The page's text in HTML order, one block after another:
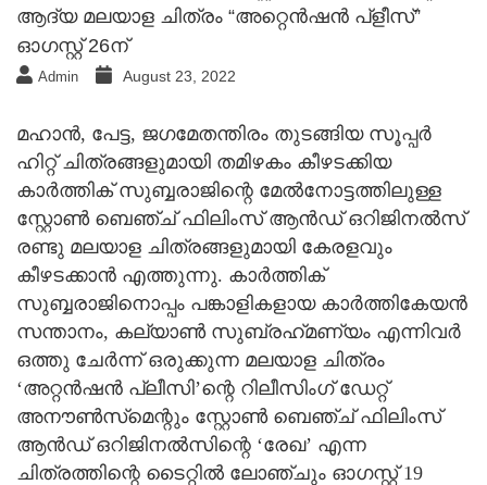
ആദ്യ മലയാള ചിത്രം “അറ്റെൻഷൻ പ്ളീസ്”
ഓഗസ്റ്റ് 26ന്
Admin August 23, 2022
മഹാന്‍, പേട്ട, ജഗമേതന്തിരം തുടങ്ങിയ സൂപ്പര്‍
ഹിറ്റ് ചിത്രങ്ങളുമായി തമിഴകം കീഴടക്കിയ
കാര്‍ത്തിക് സുബ്ബരാജിന്റെ മേല്‍നോട്ടത്തിലുള്ള
സ്റ്റോണ്‍ ബെഞ്ച് ഫിലിംസ് ആന്‍ഡ് ഒറിജിനല്‍സ്
രണ്ടു മലയാള ചിത്രങ്ങളുമായി കേരളവും
കീഴടക്കാന്‍ എത്തുന്നു. കാര്‍ത്തിക്
സുബ്ബരാജിനൊപ്പം പങ്കാളികളായ കാര്‍ത്തികേയന്‍
സന്താനം, കല്യാണ്‍ സുബ്രഹ്‌മണ്യം എന്നിവര്‍
ഒത്തു ചേര്‍ന്ന് ഒരുക്കുന്ന മലയാള ചിത്രം
‘അറ്റന്‍ഷന്‍ പ്ലീസി’ന്റെ റിലീസിംഗ് ഡേറ്റ്
അനൗണ്‍സ്‌മെന്റും സ്റ്റോണ്‍ ബെഞ്ച് ഫിലിംസ്
ആന്‍ഡ് ഒറിജിനല്‍സിന്റെ ‘രേഖ’ എന്ന
ചിത്രത്തിന്റെ ടൈറ്റില്‍ ലോഞ്ചും ഓഗസ്റ്റ് 19